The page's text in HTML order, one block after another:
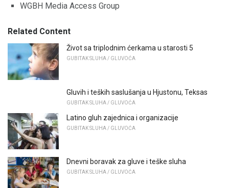
WGBH Media Access Group
Related Content
Život sa triplodnim ćerkama u starosti 5
GUBITAK SLUHA / GLUVOĆA
Gluvih i teških saslušanja u Hjustonu, Teksas
GUBITAK SLUHA / GLUVOĆA
Latino gluh zajednica i organizacije
GUBITAK SLUHA / GLUVOĆA
Dnevni boravak za gluve i teške sluha
GUBITAK SLUHA / GLUVOĆA